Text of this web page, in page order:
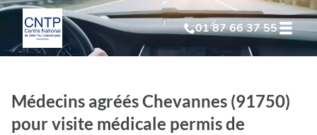
01 87 66 37 55
Test Psychotechnique suite à annulation
Médecins agréés Chevannes (91750)
pour visite médicale permis de